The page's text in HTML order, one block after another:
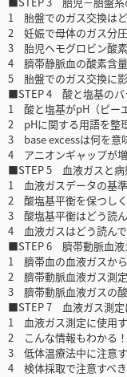
1 胎盤でのガス交換は
2 妊娠で母体のガス分
3 胎児ヘモグロビン酸
4 臍帯静脈血の酸素含量
5 胎盤でのガス交換に
■STEP 4 酸と塩基のバ
1 酸と塩基がpH（ピー
2 pHに関する用語を整
3 base excessは何を意
4 アニオンギャップが
■STEP 5 血液ガスと病
1 血液ガスデータの基
2 酸塩基平衡を保つし
3 酸塩基平衡はどう読
4 血液ガスはどう読ん
■STEP 6 臍帯動脈血液
1 臍帯血の血液ガスか
2 臍帯動脈血液ガス測定
3 臍帯動脈血液ガスの酸
■STEP 7 血液ガス測定
1 血液ガス測定に使用
2 こんな情報もわかる
3 低体温療法中に注意
4 検体採取で注意すべき